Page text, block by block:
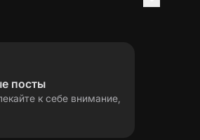
посты
к себе внимание,